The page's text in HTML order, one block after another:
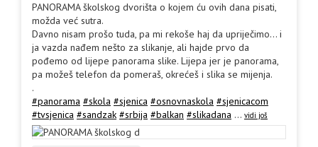
PANORAMA školskog dvorišta o kojem ću ovih dana pisati,
možda već sutra.
Davno nisam prošo tuda, pa mi rekoše haj da upriječimo... i
ja vazda nađem nešto za slikanje, ali hajde prvo da
pođemo od lijepe panorama slike. Lijepa jer je panorama,
pa možeš telefon da pomeraš, okrećeš i slika se mijenja.
.
#panorama #skola #sjenica #osnovnaskola #sjenicacom
#tvsjenica #sandzak #srbija #balkan #slikadana ... vidi još